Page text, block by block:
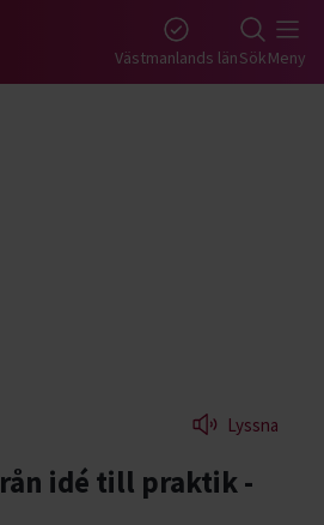
startsida Västmanlands länSökMeny
Lyssna
idé till praktik -